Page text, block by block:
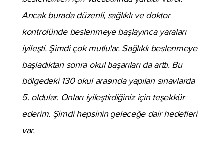
Ancak burada düzenli, sağlıklı ve doktor
kontrolünde beslenmeye başlayınca yaraları
iyileşti. Şimdi çok mutlular. Sağlıklı beslenmeye
başladıktan sonra okul başarıları da arttı. Bu
bölgedeki 130 okul arasında yapılan sınavlarda
5. oldular. Onları iyileştirdiğiniz için teşekkür
ederim. Şimdi hepsinin geleceğe dair hedefleri
var.